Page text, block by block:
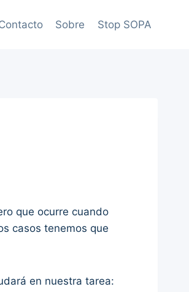
Sobre Stop SOPA
que ocurre cuando
casos tenemos que
en nuestra tarea: